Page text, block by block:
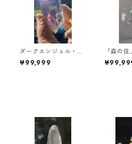
ダークエンジェル・オ
ーラクォーツ/ダブル
ターミネーテッド/ ⭐︎
¥99,999
「森の
n other